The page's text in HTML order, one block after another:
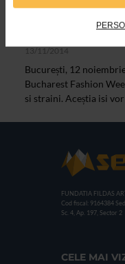
Peste 30 de
la Bucharest
13/11/2014
București, 12
Bucharest Fashion
si straini. Aceștia isi
FUNDATIA FILDAS
Cod fiscal: 9164384
Sc. 4, Ap. 197, Sector 2
CELE MAI